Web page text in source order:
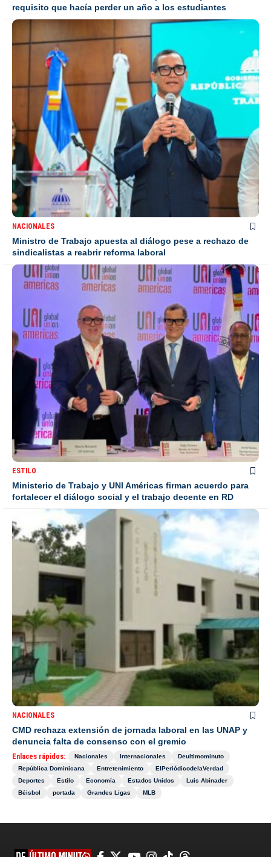
requisito que hacía perder un año a los estudiantes
NACIONALES
Ministro de Trabajo apuesta al diálogo pese a rechazo de
sindicalistas a reabrir reforma laboral
ESTILO
Ministerio de Trabajo y UNI Américas firman acuerdo para
fortalecer el diálogo social y el trabajo decente en RD
NACIONALES
CMD rechaza extensión de jornada laboral en las UNAP y
denuncia falta de consenso con el gremio
Enlaces rápidos: Nacionales Internacionales
Deultimominuto
República Dominicana
Entretenimiento
ElPeriódicodelaVerdad
Deportes
Estilo Economía Estados Unidos
Luis Abinader
Béisbol
portada Grandes Ligas MLB